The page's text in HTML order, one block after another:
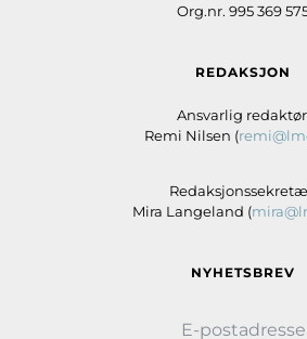
Org.nr. 995 369
REDAKSJON
Ansvarlig
Remi Nilsen (
Mira Langeland (
NYHETSBREV